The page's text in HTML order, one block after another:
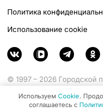
Политика
Использование cookie
© 1997 – 2026 Городской
Министерства цифрового
Используем Cookie.
соглашаетесь с